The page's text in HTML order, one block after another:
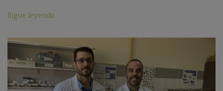
Sigue leyendo